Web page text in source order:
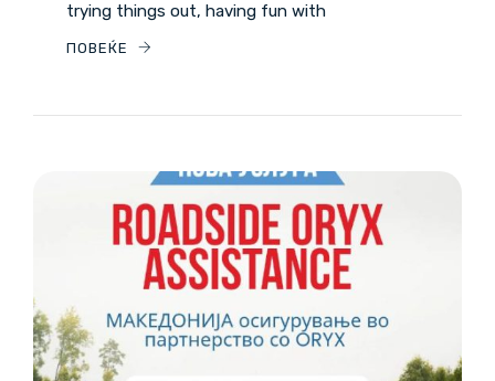
trying things out, having fun with
ПОВЕЌЕ